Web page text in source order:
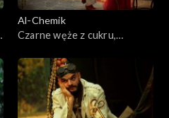
Al-Chemik
Czarne węże z cukru,